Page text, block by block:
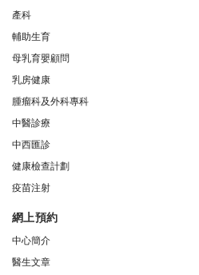
產科
輔助生育
母乳育嬰顧問
乳房健康
腫瘤科及外科專科
中醫診療
中西匯診
健康檢查計劃
疫苗注射
網上預約
中心簡介
醫生文章